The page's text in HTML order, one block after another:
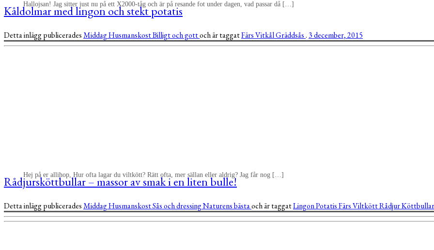
Hallojsan! Jag sitter just nu på ett X2000-tåg och är på resande fot under dagen, vad passar då […]
Kåldolmar med lingon och stekt potatis
Detta inlägg publiceradesMiddagHusmanskostBilligt och gottoch är taggatFärsVitkålGräddsås. 3 december, 2015
Hej på er allihop, Hur ofta lagar du viltkött? Rätt ofta, mer sällan eller aldrig? Jag får nog […]
Rådjursköttbullar – massor av smak i en liten bulle!
Detta inlägg publiceradesMiddagHusmanskostSås och dressingNaturens bästaoch är taggatLingonPotatisFärsViltköttRådjur